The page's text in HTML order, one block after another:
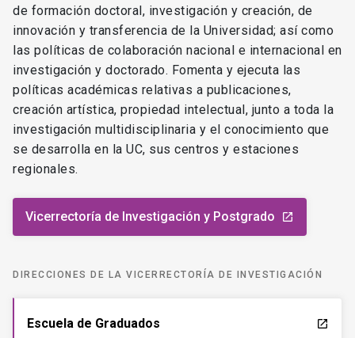
de formación doctoral, investigación y creación, de
innovación y transferencia de la Universidad; así como
las políticas de colaboración nacional e internacional en
investigación y doctorado. Fomenta y ejecuta las
políticas académicas relativas a publicaciones,
creación artística, propiedad intelectual, junto a toda la
investigación multidisciplinaria y el conocimiento que
se desarrolla en la UC, sus centros y estaciones
regionales.
Vicerrectoría de Investigación y Postgrado launch
DIRECCIONES DE LA VICERRECTORÍA DE INVESTIGACIÓN
Escuela de Graduados launch